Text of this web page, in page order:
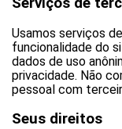
Usamos serviços
funcionalidade do
dados de uso
privacidade. Não
pessoal com
Seus direitos